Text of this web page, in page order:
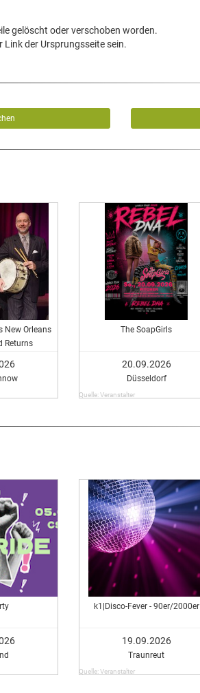
gelöscht oder verschoben worden.
der Ursprungsseite sein.
New Orleans
Returns
The SoapGirls
20.09.2026
Düsseldorf
Quelle: Veranstalter
k1|Disco-Fever - 90er/2000er
19.09.2026
Traunreut
Quelle: Veranstalter